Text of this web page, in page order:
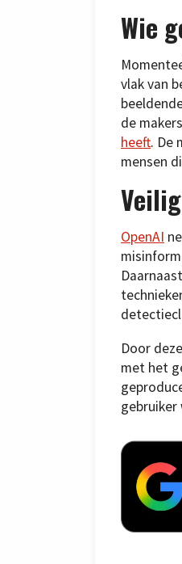
Wie
vlak van
de
heeft. De
mensen
OpenAI
Door
met het